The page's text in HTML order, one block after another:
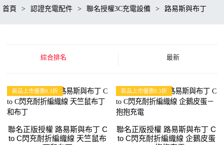
首頁 > 認證充電配件 > 聯名授權3C充電設備 > 路易斯與布丁
綜合排名 最新
新品上市優惠8.3折
聯名正版授權 路易斯與布丁 C
to C閃充耐折編織線 天竺鼠布
新品上市優惠8.3折
聯名正版授權 路易斯與布丁 C
to C閃充耐折編織線 企鵝皮蛋